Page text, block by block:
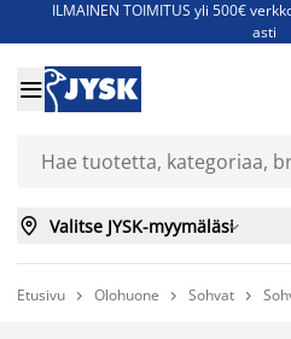
ILMAINEN TOIMITUS yli 500€
asti
Jenkkisänkyjä -

 Valitse JYSK-myymäläsi
Etusivu  Olohuone  Sohvat 